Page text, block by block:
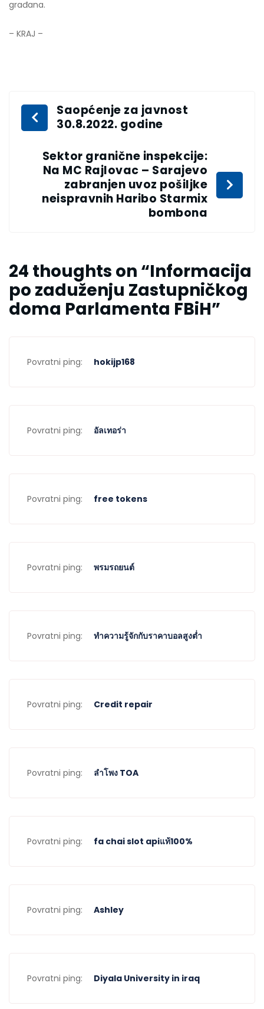
građana.
– KRAJ –
Saopćenje za javnost
30.8.2022. godine
Sektor granične inspekcije:
Na MC Rajlovac – Sarajevo
zabranjen uvoz pošiljke
neispravnih Haribo Starmix
bombona
24 thoughts on “Informacija
po zaduženju Zastupničkog
doma Parlamenta FBiH”
Povratni ping: hokijp168
Povratni ping: อัลเทอร่า
Povratni ping: free tokens
Povratni ping: พรมรถยนต์
Povratni ping: ทำความรู้จักกับราคาบอลสูงต่ำ
Povratni ping: Credit repair
Povratni ping: ลำโพง TOA
Povratni ping: fa chai slot apiแท้100%
Povratni ping: Ashley
Povratni ping: Diyala University in iraq